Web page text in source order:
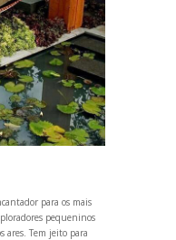
para os mais
pequeninos
ares. Tem jeito para